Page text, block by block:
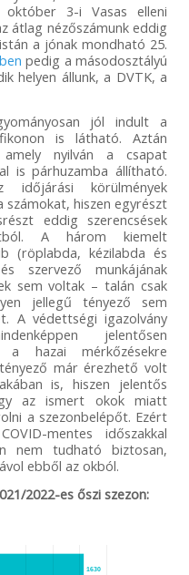
3-i Vasas elleni
átlag nézőszámunk eddig
a jónak mondható 25.
pedig a másodosztályú
helyen állunk, a DVTK, a
jól indult a
is látható. Aztán
nyilván a csapat
is párhuzamba állítható.
körülmények
számokat, hiszen egyrészt
eddig szerencsések
A három kiemelt
(röplabda, kézilabda és
szervező munkájának
sem voltak – talán csak
jellegű tényező sem
A védettségi igazolvány
jelentősen
a hazai mérkőzésekre
már érezhető volt
is, hiszen jelentős
az ismert okok miatt
a szezonbelépőt. Ezért
mentes időszakkal
nem tudható biztosan,
ebből az okból.
2022-es őszi szezon:
1630